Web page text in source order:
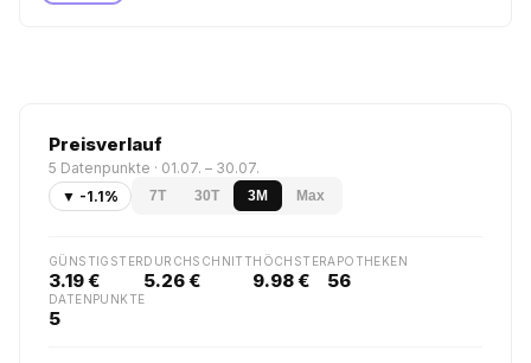
Preisverlauf
5 Datenpunkte · 01.07. – 30.07.
▼ -1.1%
7T 30T 3M Max
GÜNSTIGSTER
3.19 €
DURCHSCHNITT
5.26 €
HÖCHSTER
9.98 €
APOTHEKEN
56
DATENPUNKTE
5